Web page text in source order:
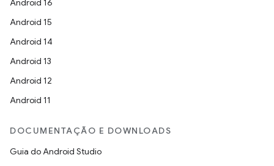
Android 16
Android 15
Android 14
Android 13
Android 12
Android 11
DOCUMENTAÇÃO E DOWNLOADS
Guia do Android Studio